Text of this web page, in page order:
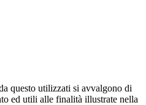
questo utilizzati si avvalgono di
ed utili alle finalità illustrate nella